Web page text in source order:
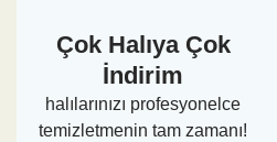
Çok Halıya Çok
İndirim
halılarınızı profesyonelce
temizletmenin tam zamanı!